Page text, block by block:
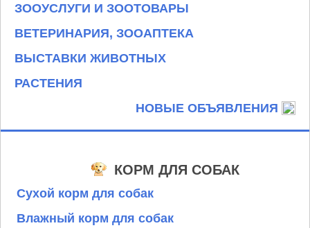
ЗООУСЛУГИ И ЗООТОВАРЫ
ВЕТЕРИНАРИЯ, ЗООАПТЕКА
ВЫСТАВКИ ЖИВОТНЫХ
РАСТЕНИЯ
НОВЫЕ ОБЪЯВЛЕНИЯ
КОРМ ДЛЯ СОБАК
Сухой корм для собак
Влажный корм для собак